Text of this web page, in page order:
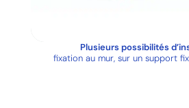
Plusieurs possibilités
fixation au mur, sur un support